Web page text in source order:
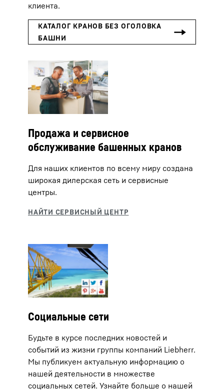
клиента.
Продажа и сервисное
обслуживание башенных кранов
Для наших клиентов по всему миру создана
широкая дилерская сеть и сервисные
центры.
Социальные сети
Будьте в курсе последних новостей и
событий из жизни группы компаний Liebherr.
Мы публикуем актуальную информацию о
нашей деятельности в множестве
социальных сетей. Узнайте больше о нашей